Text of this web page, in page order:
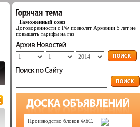
Таможенный союз
Договоренности с РФ позволят Армении 5 лет не
повышать тарифы на газ
Производство блоков ФБС.